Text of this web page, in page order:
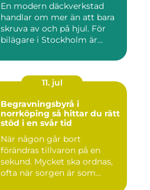
En modern däckverkstad
handlar om mer än att bara
skruva av och på hjul. För
bilägare i Stockholm är...
11. jul
Begravningsbyrå i
norrköping så hittar du rätt
stöd i en svår tid
När någon går bort
förändras tillvaron på en
sekund. Mycket ska ordnas,
ofta när sorgen är som